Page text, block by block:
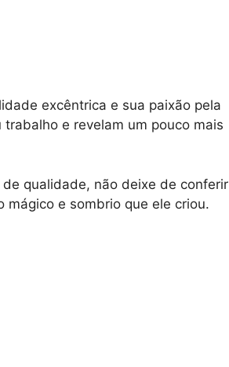
excêntrica e sua paixão pela
e revelam um pouco mais
qualidade, não deixe de conferir
mágico e sombrio que ele criou.